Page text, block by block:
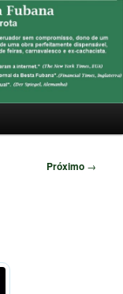
Próximo →